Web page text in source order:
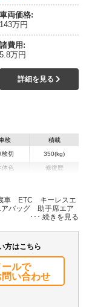
車両価格:
143万円
諸費用:
5.8万円
詳細を見る
検
検切
積載
350(kg)
体色 修復歴
ETC キーレスエ
バッグ 助手席エア
方はこちら
ールで
問い合わせ